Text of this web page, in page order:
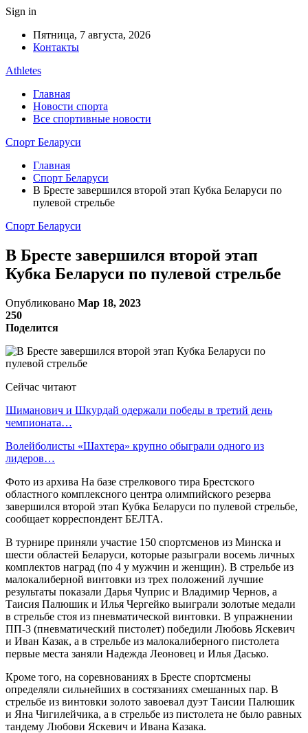
Sign in
Пятница, 7 августа, 2026
Контакты
Athletes
Главная
Новости спорта
Все спортивные новости
Спорт Беларуси
Главная
Спорт Беларуси
В Бресте завершился второй этап Кубка Беларуси по
пулевой стрельбе
Спорт Беларуси
В Бресте завершился второй этап
Кубка Беларуси по пулевой стрельбе
Опубликовано Мар 18, 2023
250
Поделится
Сейчас читают
Шиманович и Шкурдай одержали победы в третий день
чемпионата…
Волейболисты «Шахтера» крупно обыграли одного из
лидеров…
Фото из архива На базе стрелкового тира Брестского
областного комплексного центра олимпийского резерва
завершился второй этап Кубка Беларуси по пулевой стрельбе,
сообщает корреспондент БЕЛТА.
В турнире приняли участие 150 спортсменов из Минска и
шести областей Беларуси, которые разыграли восемь личных
комплектов наград (по 4 у мужчин и женщин). В стрельбе из
малокалиберной винтовки из трех положений лучшие
результаты показали Дарья Чуприс и Владимир Чернов, а
Таисия Палюшик и Илья Чергейко выиграли золотые медали
в стрельбе стоя из пневматической винтовки. В упражнении
ПП-3 (пневматический пистолет) победили Любовь Яскевич
и Иван Казак, а в стрельбе из малокалиберного пистолета
первые места заняли Надежда Леоновец и Илья Дасько.
Кроме того, на соревнованиях в Бресте спортсмены
определяли сильнейших в состязаниях смешанных пар. В
стрельбе из винтовки золото завоевал дуэт Таисии Палюшик
и Яна Чигилейчика, а в стрельбе из пистолета не было равных
тандему Любови Яскевич и Ивана Казака.